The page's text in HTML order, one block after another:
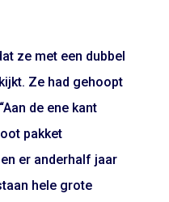
ze met een dubbel
Ze had gehoopt
de ene kant
pakket
er anderhalf jaar
hele grote